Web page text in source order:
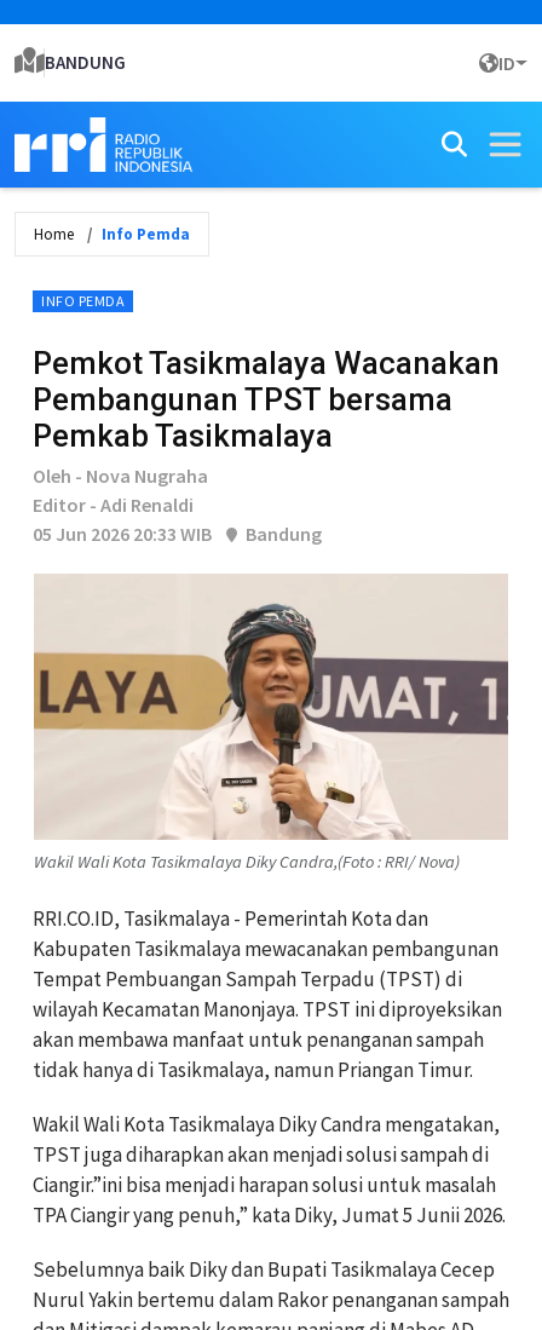
BANDUNG ID
Home Info Pemda
INFO PEMDA
Pemkot Tasikmalaya Wacanakan
Pembangunan TPST bersama
Pemkab Tasikmalaya
Oleh - Nova Nugraha
Editor - Adi Renaldi
05 Jun 2026 20:33 WIB
Bandung
Wakil Wali Kota Tasikmalaya Diky Candra,(Foto : RRI/ Nova)
RRI.CO.ID, Tasikmalaya - Pemerintah Kota dan
Kabupaten Tasikmalaya mewacanakan pembangunan
Tempat Pembuangan Sampah Terpadu (TPST) di
wilayah Kecamatan Manonjaya. TPST ini diproyeksikan
akan membawa manfaat untuk penanganan sampah
tidak hanya di Tasikmalaya, namun Priangan Timur.
Wakil Wali Kota Tasikmalaya Diky Candra mengatakan,
TPST juga diharapkan akan menjadi solusi sampah di
Ciangir.”ini bisa menjadi harapan solusi untuk masalah
TPA Ciangir yang penuh,” kata Diky, Jumat 5 Junii 2026.
Sebelumnya baik Diky dan Bupati Tasikmalaya Cecep
Nurul Yakin bertemu dalam Rakor penanganan sampah